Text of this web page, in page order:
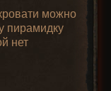
можно
пирамидку
нет